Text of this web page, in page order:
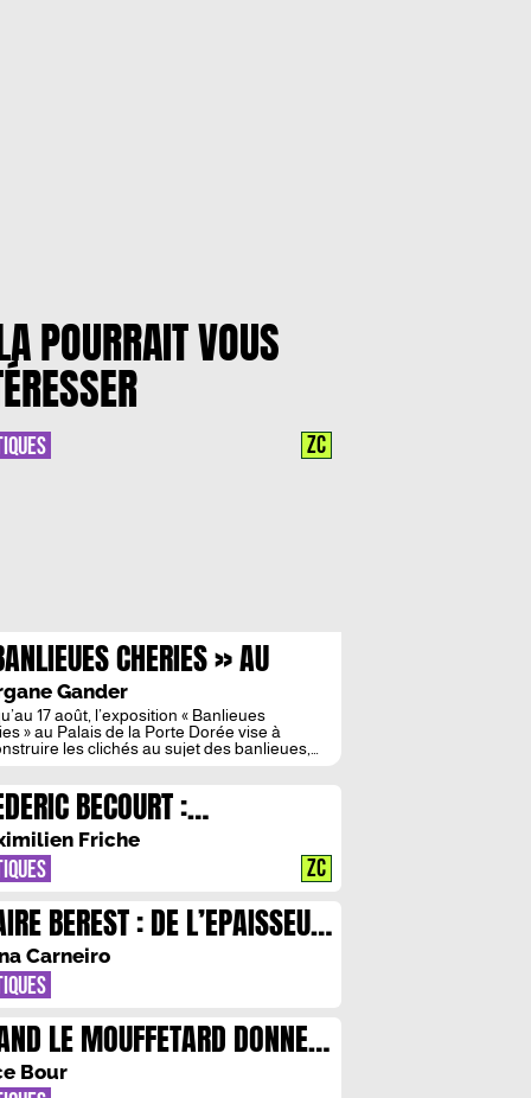
POURRAIT VOUS
CHERIES » AU
DE LA PORTE DOREE :
D’UN NOUVEAU REGARD
Gander
17 août, l’exposition « Banlieues
» au Palais de la Porte Dorée vise à
les clichés au sujet des banlieues,
multiples, se dessine un tableau riche et
de ces espaces périurbains. Banlieue,
: ensemble des localités
autonomes […]
ZC
BECOURT :
MIRACULE
Friche
ZC
BEREST : DE L’EPAISSEUR
CHEVEU A TRENTE-SEPT
DE COUTEAU
Carneiro
LE MOUFFETARD DONNE
BLANCHE A MICHAL
Bour